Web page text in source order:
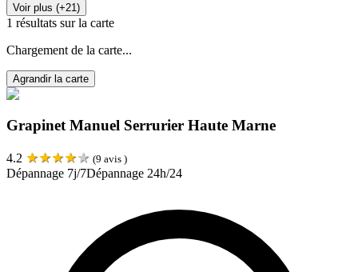
Voir plus (+21)
1 résultats sur la carte
Chargement de la carte...
Agrandir la carte
Grapinet Manuel Serrurier Haute Marne
4.2 ★★★★★ (9 avis )
Dépannage 7j/7Dépannage 24h/24